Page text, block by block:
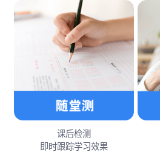
课后检测
即时跟踪学习效果